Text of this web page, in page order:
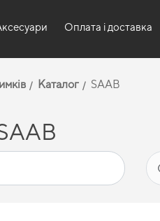
Оплата і доставка
Каталог SAAB